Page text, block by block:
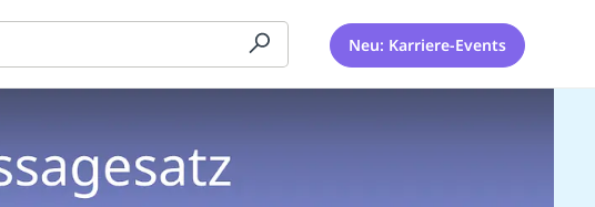
Neu: Karriere-Events